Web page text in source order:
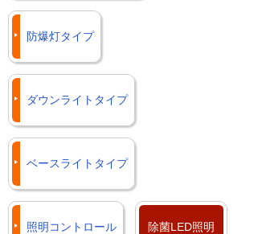
防爆灯タイプ
ダウンライトタイプ
ベースライトタイプ
照明コントロール 除菌LED照明